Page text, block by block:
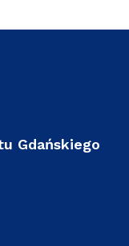
Gdańskiego